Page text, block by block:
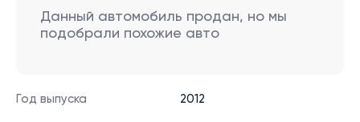
Год выпуска 2012
Данный автомобиль продан, но мы
подобрали похожие авто